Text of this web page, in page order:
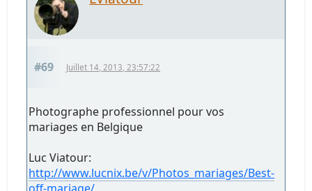
#69 Juillet 14, 2013, 23:57:22
Photographe professionnel pour vos
mariages en Belgique
Luc Viatour:
http://www.lucnix.be/v/Photos_mariages/Best-